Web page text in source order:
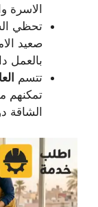
الاسرة
تحظي
صعيد
بالعمل
تتسم
تمكنهم
الشاقة